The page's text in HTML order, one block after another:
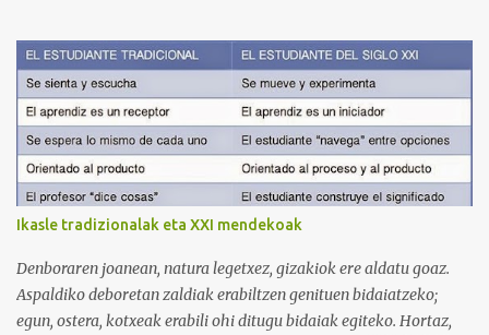
de Anastasia G . con 224.000 subscriptores y 97 vídeos en
septiembre de 2024. Anastasia tiene una lista de reproducción
muy bien estructurada para aprender gramática, lectura,
pronunciación, etc. https://www.youtube.com/@AnaG88/playlists
3. Otro de los canales con más usuarios y contenido es el de
Victoria, que lleva por nombre: Aprende con Victoria . El canal
tiene 120 mil subscriptores (septiembre de 2024) con muchísimos
para aprender los diferentes campos en los que podemos dividir un
curso de idiomas: gramática, verbos, vocabulario etc. h...
Ikasle tradizionalak eta XXI mendekoak
Denboraren joanean, natura legetxez, gizakiok ere aldatu goaz.
Aspaldiko deboretan zaldiak erabiltzen genituen bidaiatzeko;
egun, ostera, kotxeak erabili ohi ditugu bidaiak egiteko. Hortaz,